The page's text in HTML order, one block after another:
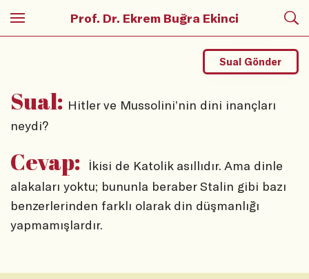
Prof. Dr. Ekrem Buğra Ekinci
Sual: Hitler ve Mussolini’nin dini inançları
neydi?
Sual Gönder
Cevap:
İkisi de Katolik asıllıdır. Ama dinle
alakaları yoktu; bununla beraber Stalin gibi bazı
benzerlerinden farklı olarak din düşmanlığı
yapmamışlardır.